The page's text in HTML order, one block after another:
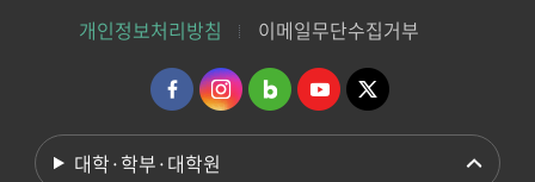
개인정보처리방침 이메일무단수집거부
대학·학부·대학원